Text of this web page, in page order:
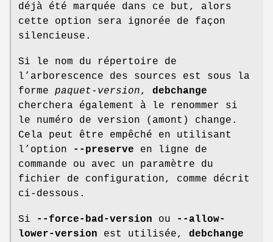
déjà été marquée dans ce but, alors
cette option sera ignorée de façon
silencieuse.
Si le nom du répertoire de
l’arborescence des sources est sous la
forme paquet- version, debchange
cherchera également à le renommer si
le numéro de version (amont) change.
Cela peut être empêché en utilisant
l’option
--preserve en ligne de
commande ou avec un paramètre du
fichier de configuration, comme décrit
ci-dessous.
Si --force-bad-version ou
--allow-
lower-version est utilisée, debchange